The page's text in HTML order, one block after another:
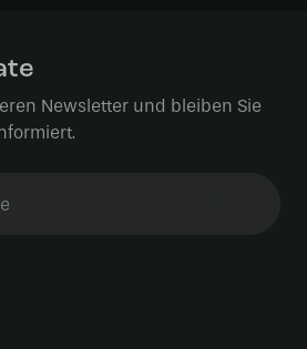
Newsletter und bleiben Sie